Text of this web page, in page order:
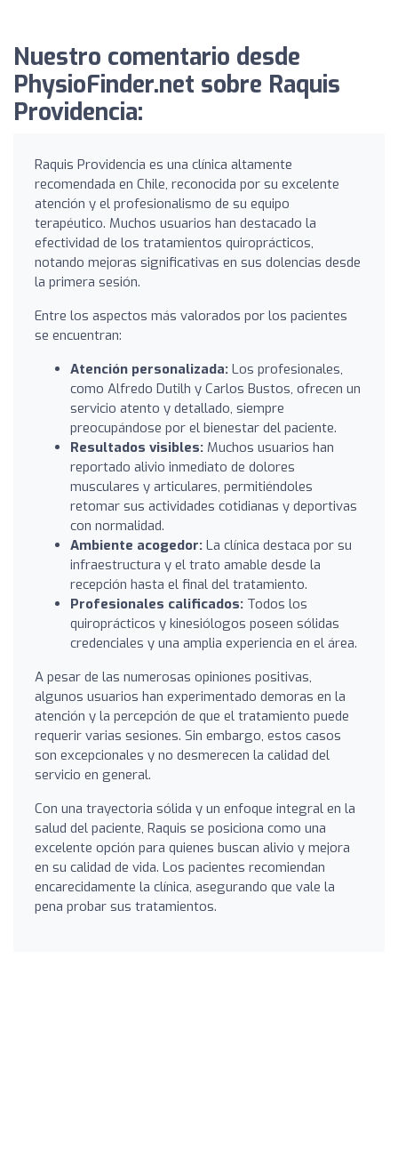
Nuestro comentario desde
PhysioFinder.net sobre Raquis
Providencia:
Raquis Providencia es una clínica altamente
recomendada en Chile, reconocida por su excelente
atención y el profesionalismo de su equipo
terapéutico. Muchos usuarios han destacado la
efectividad de los tratamientos quiroprácticos,
notando mejoras significativas en sus dolencias desde
la primera sesión.
Entre los aspectos más valorados por los pacientes
se encuentran:
Atención personalizada: Los profesionales,
como Alfredo Dutilh y Carlos Bustos, ofrecen un
servicio atento y detallado, siempre
preocupándose por el bienestar del paciente.
Resultados visibles: Muchos usuarios han
reportado alivio inmediato de dolores
musculares y articulares, permitiéndoles
retomar sus actividades cotidianas y deportivas
con normalidad.
Ambiente acogedor: La clínica destaca por su
infraestructura y el trato amable desde la
recepción hasta el final del tratamiento.
Profesionales calificados: Todos los
quiroprácticos y kinesiólogos poseen sólidas
credenciales y una amplia experiencia en el área.
A pesar de las numerosas opiniones positivas,
algunos usuarios han experimentado demoras en la
atención y la percepción de que el tratamiento puede
requerir varias sesiones. Sin embargo, estos casos
son excepcionales y no desmerecen la calidad del
servicio en general.
Con una trayectoria sólida y un enfoque integral en la
salud del paciente, Raquis se posiciona como una
excelente opción para quienes buscan alivio y mejora
en su calidad de vida. Los pacientes recomiendan
encarecidamente la clínica, asegurando que vale la
pena probar sus tratamientos.